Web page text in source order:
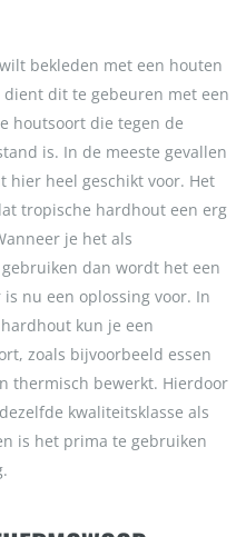
bekleden met een houten
dit te gebeuren met een
houtsoort die tegen de
is. In de meeste gevallen
hier heel geschikt voor. Het
tropische hardhout een erg
je het als
dan wordt het een
is nu een oplossing voor. In
kun je een
zoals bijvoorbeeld essen
thermisch bewerkt. Hierdoor
kwaliteitsklasse als
is het prima te gebruiken